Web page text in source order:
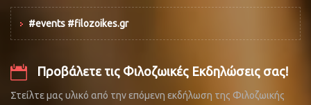
#events #filozoikes.gr
Προβάλετε τις Φιλοζωικές Εκδηλώσεις σας!
Στείλτε μας υλικό από την επόμενη εκδήλωση της Φιλοζωικής